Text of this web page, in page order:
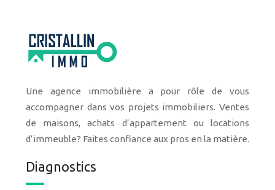
Une agence immobilière a pour rôle de vous
accompagner dans vos projets immobiliers. Ventes
de maisons, achats d’appartement ou locations
d’immeuble? Faites confiance aux pros en la matière.
Diagnostics